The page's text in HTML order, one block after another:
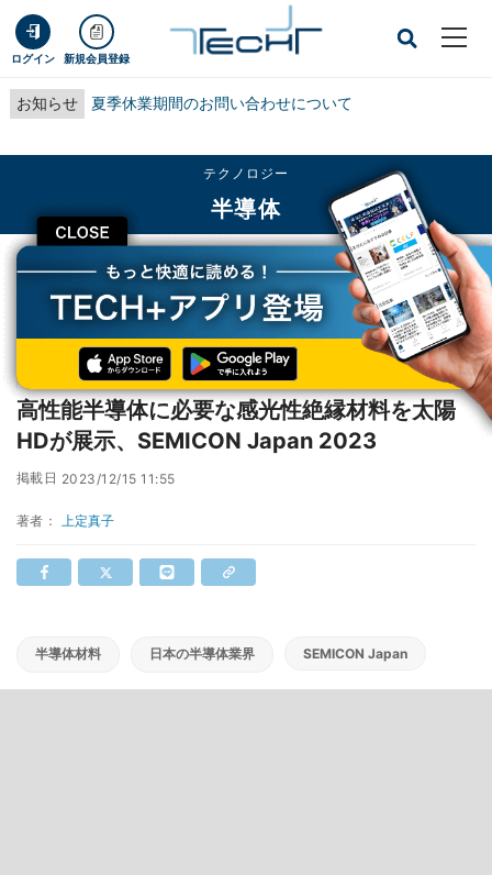
ログイン 新規会員登録
お知らせ 夏季休業期間のお問い合わせについて
CLOSE
テクノロジー
半導体
TECH+ テクノロジー
半導体
高性能半導体に必要な感光性絶縁材料を太陽HDが展示、SEMICON Japan
レポート
高性能半導体に必要な感光性絶縁材料を太陽
HDが展示、SEMICON Japan 2023
掲載日 2023/12/15 11:55
著者： 上定真子
半導体材料 日本の半導体業界 SEMICON Japan